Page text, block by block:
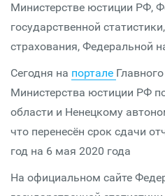
Министерстве юстиции РФ,
государственной
страхования, Федеральной
Сегодня на портале
Министерства юстиции РФ
области и Ненецкому
что перенесён срок сдачи
год на 6 мая 2020 года
На официальном сайте